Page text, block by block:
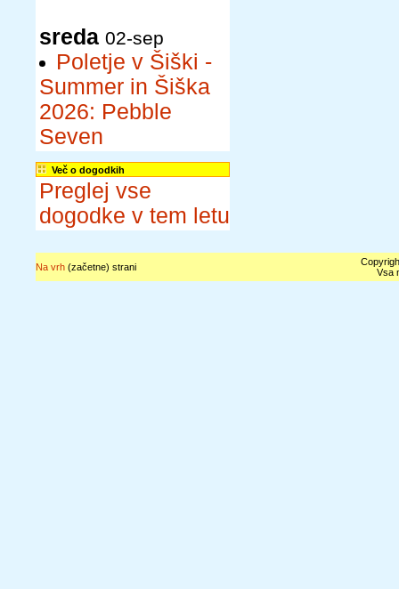
sreda 02-sep
Poletje v Šiški -
Summer in Šiška
2026: Pebble
Seven
Več o dogodkih
Preglej vse
dogodke v tem letu
Na vrh(začetne) strani
Vsa